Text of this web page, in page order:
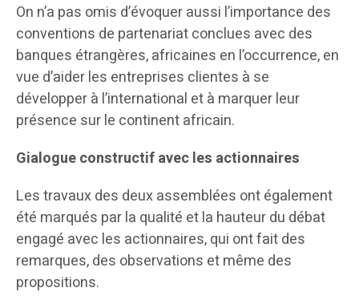
On n’a pas omis d’évoquer aussi l’importance des
conventions de partenariat conclues avec des
banques étrangères, africaines en l’occurrence, en
vue d’aider les entreprises clientes à se
développer à l’international et à marquer leur
présence sur le continent africain.
Gialogue constructif avec les actionnaires
Les travaux des deux assemblées ont également
été marqués par la qualité et la hauteur du débat
engagé avec les actionnaires, qui ont fait des
remarques, des observations et même des
propositions.